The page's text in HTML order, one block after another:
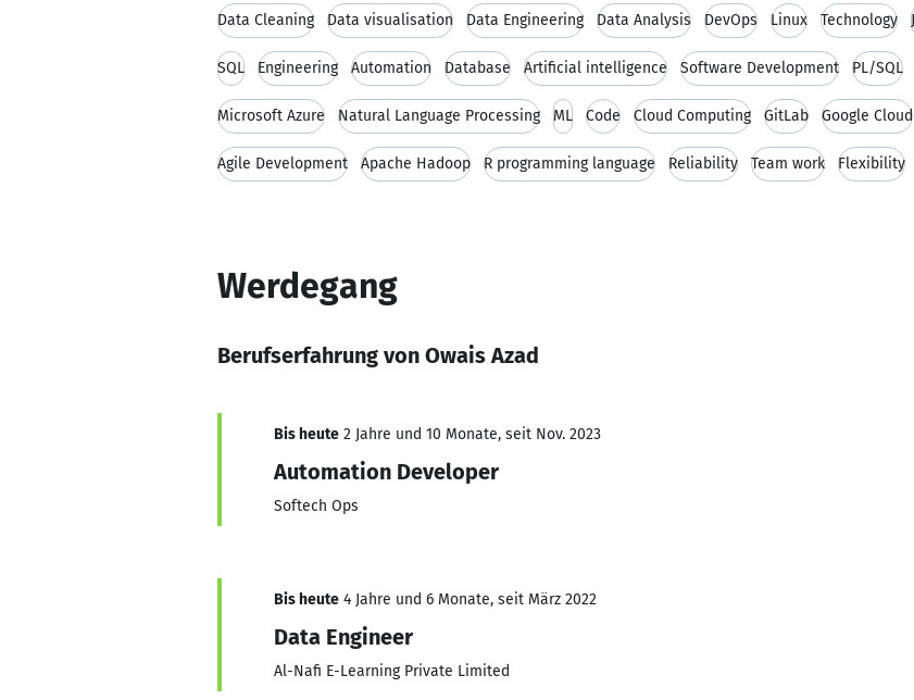
Data Cleaning Data visualisation Data Engineering Data Analysis DevOps Linux Technology
SQL Engineering Automation Database Artificial intelligence Software Development PL/SQL
Microsoft Azure Natural Language Processing ML Code Cloud Computing GitLab Google Cloud
Agile Development Apache Hadoop R programming language Reliability Team work Flexibility
Werdegang
Berufserfahrung von Owais Azad
Bis heute 2 Jahre und 10 Monate, seit Nov. 2023
Automation Developer
Softech Ops
Bis heute 4 Jahre und 6 Monate, seit März 2022
Data Engineer
Al-Nafi E-Learning Private Limited